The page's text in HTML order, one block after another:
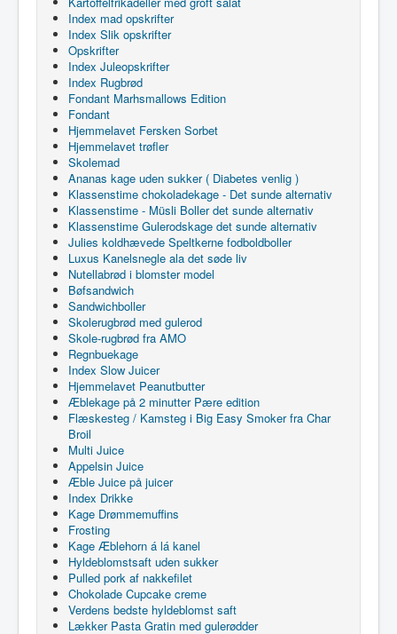
Index mad opskrifter
Index Slik opskrifter
Opskrifter
Index Juleopskrifter
Index Rugbrød
Fondant Marhsmallows Edition
Fondant
Hjemmelavet Fersken Sorbet
Hjemmelavet trøfler
Skolemad
Ananas kage uden sukker ( Diabetes venlig )
Klassenstime chokoladekage - Det sunde alternativ
Klassenstime - Müsli Boller det sunde alternativ
Klassenstime Gulerodskage det sunde alternativ
Julies koldhævede Speltkerne fodboldboller
Luxus Kanelsnegle ala det søde liv
Nutellabrød i blomster model
Bøfsandwich
Sandwichboller
Skolerugbrød med gulerod
Skole-rugbrød fra AMO
Regnbuekage
Index Slow Juicer
Hjemmelavet Peanutbutter
Æblekage på 2 minutter Pære edition
Flæskesteg / Kamsteg i Big Easy Smoker fra Char
Broil
Multi Juice
Appelsin Juice
Æble Juice på juicer
Index Drikke
Kage Drømmemuffins
Frosting
Kage Æblehorn á lá kanel
Hyldeblomstsaft uden sukker
Pulled pork af nakkefilet
Chokolade Cupcake creme
Verdens bedste hyldeblomst saft
Lækker Pasta Gratin med gulerødder